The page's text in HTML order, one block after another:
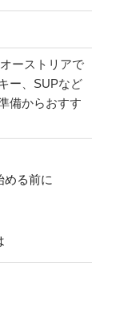
ーストリアで
ー、SUPなど
備からおすす
める前に